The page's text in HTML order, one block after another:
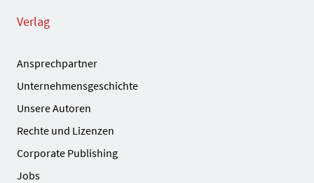
Verlag
Ansprechpartner
Unternehmensgeschichte
Unsere Autoren
Rechte und Lizenzen
Corporate Publishing
Jobs